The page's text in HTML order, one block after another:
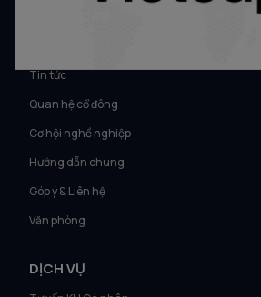
Tin tức
Quan hệ cổ đông
Cơ hội nghề nghiệp
Hướng dẫn chung
Góp ý & Liên hệ
Văn phòng
DỊCH VỤ